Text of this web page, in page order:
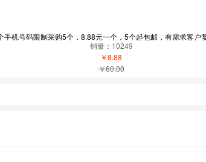
销量：10249
￥8.88
￥60.00